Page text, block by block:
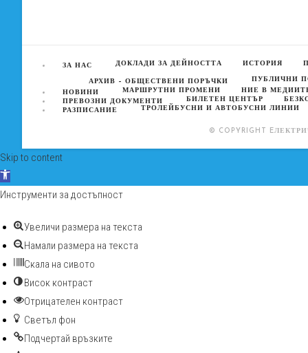
ЗА НАС ДОКЛАДИ ЗА ДЕЙНОСТТА ИСТОРИЯ
АРХИВ – ОБЩЕСТВЕНИ ПОРЪЧКИ
ПУБЛИЧНИ
НОВИНИ
МАРШРУТНИ ПРОМЕНИ НИЕ В
ПРЕВОЗНИ ДОКУМЕНТИ
БИЛЕТЕН ЦЕНТЪР
РАЗПИСАНИЕ
ТРОЛЕЙБУСНИ И АВТОБУСНИ ЛИНИИ
© COPYRIGHT
Skip to content
Open toolbar
Инструменти за достъпност
Увеличи размера на текста
Намали размера на текста
Скала на сивото
Висок контраст
Отрицателен контраст
Светъл фон
Подчертай връзките